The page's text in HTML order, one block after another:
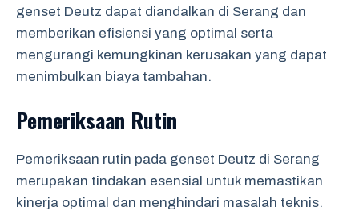
genset Deutz dapat diandalkan di Serang dan
memberikan efisiensi yang optimal serta
mengurangi kemungkinan kerusakan yang dapat
menimbulkan biaya tambahan.
Pemeriksaan Rutin
Pemeriksaan rutin pada genset Deutz di Serang
merupakan tindakan esensial untuk memastikan
kinerja optimal dan menghindari masalah teknis.